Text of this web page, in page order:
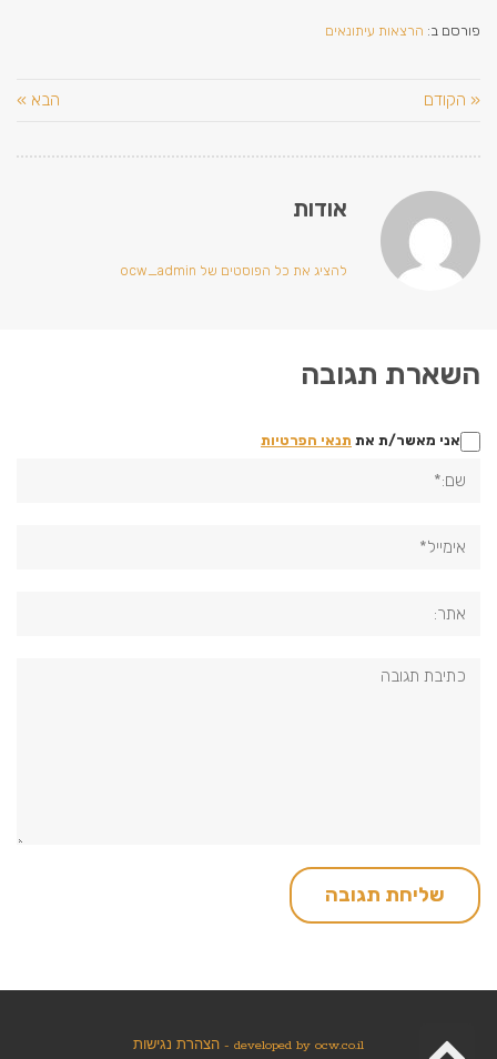
פורסם ב: הרצאות עיתונאים
« הקודם הבא »
אודות
להציג את כל הפוסטים של ocw_admin
השארת תגובה
אני מאשר/ת את תנאי הפרטיות
developed by ocw.co.il
- הצהרת נגישות גלילה